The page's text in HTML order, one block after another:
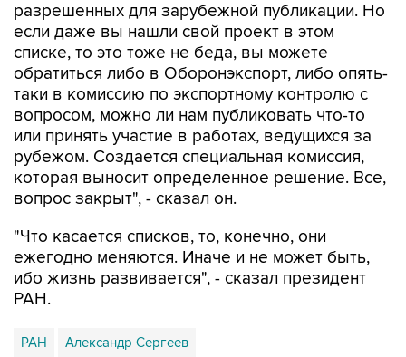
разрешенных для зарубежной публикации. Но
если даже вы нашли свой проект в этом
списке, то это тоже не беда, вы можете
обратиться либо в Оборонэкспорт, либо опять-
таки в комиссию по экспортному контролю с
вопросом, можно ли нам публиковать что-то
или принять участие в работах, ведущихся за
рубежом. Создается специальная комиссия,
которая выносит определенное решение. Все,
вопрос закрыт", - сказал он.
"Что касается списков, то, конечно, они
ежегодно меняются. Иначе и не может быть,
ибо жизнь развивается", - сказал президент
РАН.
РАН Александр Сергеев